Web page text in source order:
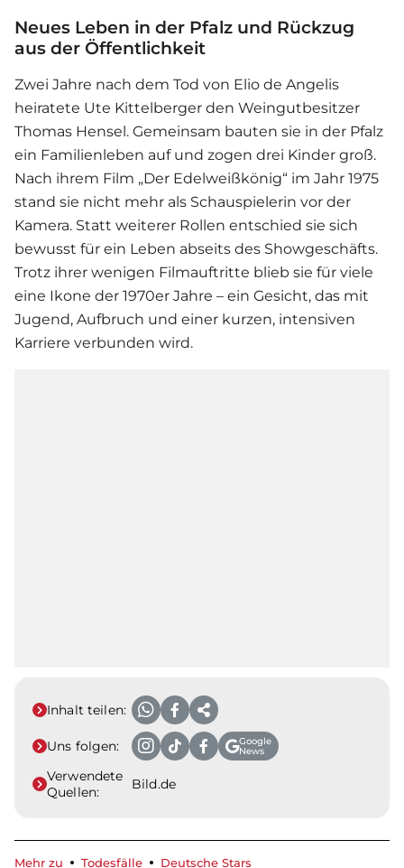
Neues Leben in der Pfalz und Rückzug
aus der Öffentlichkeit
Zwei Jahre nach dem Tod von Elio de Angelis
heiratete Ute Kittelberger den Weingutbesitzer
Thomas Hensel. Gemeinsam bauten sie in der Pfalz
ein Familienleben auf und zogen drei Kinder groß.
Nach ihrem Film „Der Edelweißkönig“ im Jahr 1975
stand sie nicht mehr als Schauspielerin vor der
Kamera. Statt weiterer Rollen entschied sie sich
bewusst für ein Leben abseits des Showgeschäfts.
Trotz ihrer wenigen Filmauftritte blieb sie für viele
eine Ikone der 1970er Jahre – ein Gesicht, das mit
Jugend, Aufbruch und einer kurzen, intensiven
Karriere verbunden wird.
Inhalt teilen:
Uns folgen:
Google
News
Verwendete
Quellen:
Bild.de
Mehr zu Todesfälle Deutsche Stars